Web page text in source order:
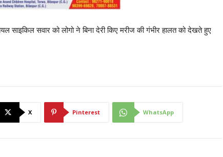
साइकिल सवार को लोगो ने बिना देरी किए मरीज की गंभीर हालत को देखते हुए
X Pinterest WhatsApp